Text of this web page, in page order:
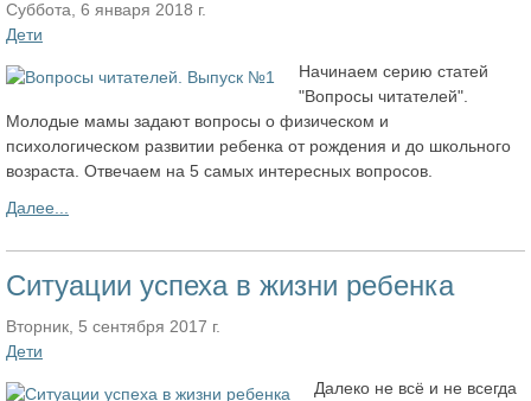
Суббота, 6 января 2018 г.
Дети
Начинаем серию статей
"Вопросы читателей".
Молодые мамы задают вопросы о физическом и
психологическом развитии ребенка от рождения и до школьного
возраста. Отвечаем на 5 самых интересных вопросов.
Далее...
Ситуации успеха в жизни ребенка
Вторник, 5 сентября 2017 г.
Дети
Далеко не всё и не всегда